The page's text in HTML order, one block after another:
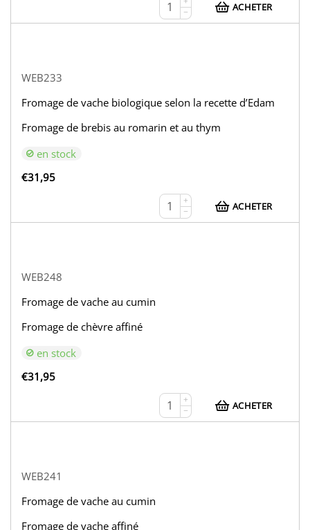
−
ACHETER
WEB233
Fromage de vache biologique selon la recette d’Edam
Fromage de brebis au romarin et au thym
en stock
€31,95
+
−
ACHETER
WEB248
Fromage de vache au cumin
Fromage de chèvre affiné
en stock
€31,95
+
−
ACHETER
WEB241
Fromage de vache au cumin
Fromage de vache affiné